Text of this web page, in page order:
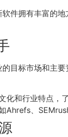
件拥有丰富的
目标市场和主
化和行业特点，
Ahrefs、